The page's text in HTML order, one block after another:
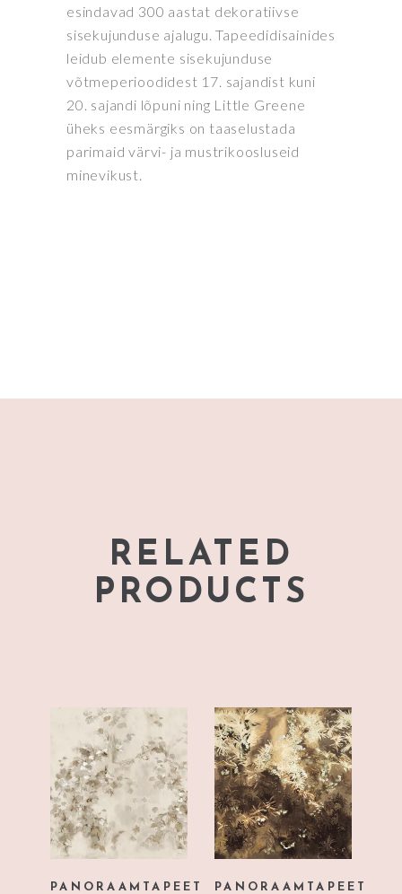
esindavad 300 aastat dekoratiivse
sisekujunduse ajalugu. Tapeedidisainides
leidub elemente sisekujunduse
võtmeperioodidest 17. sajandist kuni
20. sajandi lõpuni ning Little Greene
üheks eesmärgiks on taaselustada
parimaid värvi- ja mustrikoosluseid
minevikust.
RELATED
PRODUCTS
PANORAAMTAPEET
PANORAAMTAPEET